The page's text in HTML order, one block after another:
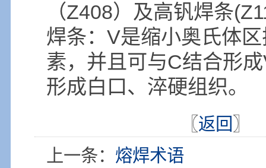
（Z408）及高钒焊条
焊条：V是缩小奥氏体
素，并且可与C结合形
形成白口、淬硬组织。
〖返回 〗
上一条： 熔焊术语